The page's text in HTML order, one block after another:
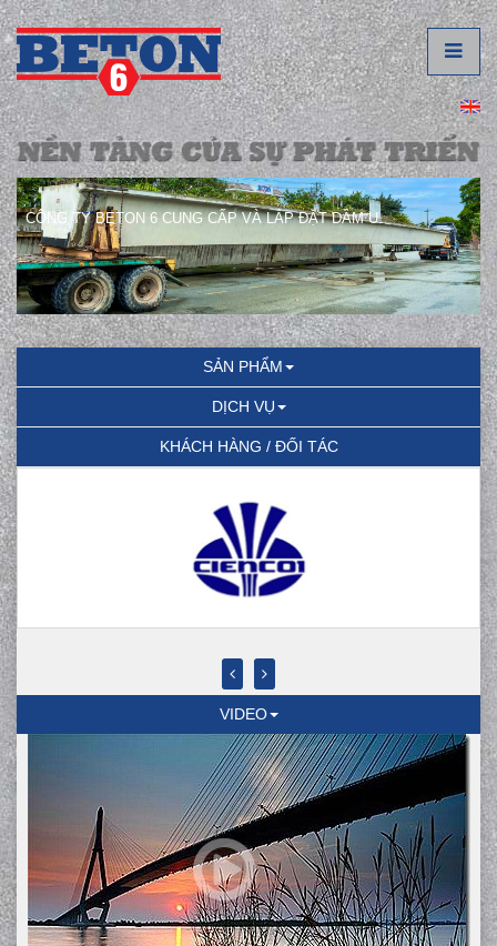
CÔNG TY BETON 6 CUNG CẤP VÀ LẮP ĐẶT DẦM U.
SẢN PHẨM
DỊCH VỤ
KHÁCH HÀNG / ĐỐI TÁC
VIDEO